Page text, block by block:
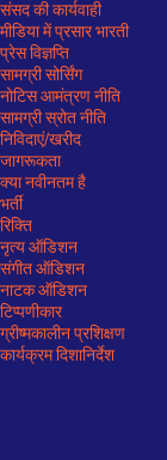
संसद की कार्यवाही
मीडिया में प्रसार भारती
प्रेस विज्ञप्ति
सामग्री सोर्सिंग
नोटिस आमंत्रण नीति
सामग्री स्रोत नीति
निविदाएं/खरीद
जागरूकता
क्‍या नवीनतम है
भर्ती
रिक्ति
नृत्य ऑडिशन
संगीत ऑडिशन
नाटक ऑडिशन
टिप्पणीकार
ग्रीष्मकालीन प्रशिक्षण
कार्यक्रम दिशानिर्देश